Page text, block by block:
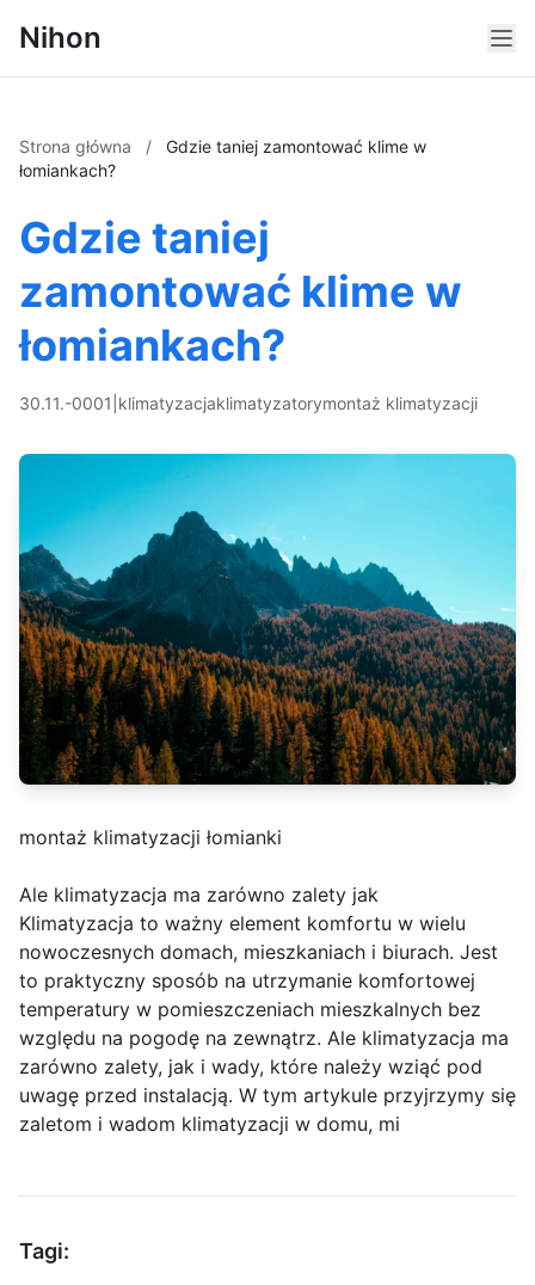
Nihon
Strona główna /
Gdzie taniej zamontować klime w
łomiankach?
Gdzie taniej
zamontować klime w
łomiankach?
30.11.-0001 klimatyzacjaklimatyzatorymontaż klimatyzacji
montaż klimatyzacji łomianki
Ale klimatyzacja ma zarówno zalety jak
Klimatyzacja to ważny element komfortu w wielu
nowoczesnych domach, mieszkaniach i biurach. Jest
to praktyczny sposób na utrzymanie komfortowej
temperatury w pomieszczeniach mieszkalnych bez
względu na pogodę na zewnątrz. Ale klimatyzacja ma
zarówno zalety, jak i wady, które należy wziąć pod
uwagę przed instalacją. W tym artykule przyjrzymy się
zaletom i wadom klimatyzacji w domu, mi
Tagi: